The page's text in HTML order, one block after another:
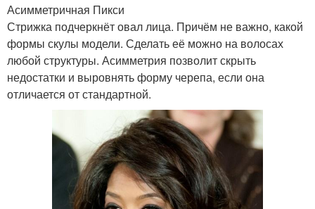
Асимметричная Пикси
Стрижка подчеркнёт овал лица. Причём не важно, какой
формы скулы модели. Сделать её можно на волосах
любой структуры. Асимметрия позволит скрыть
недостатки и выровнять форму черепа, если она
отличается от стандартной.